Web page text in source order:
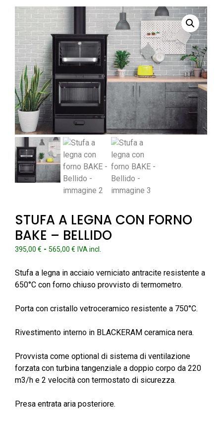
STUFA A LEGNA CON FORNO
BAKE – BELLIDO
395,00 € - 565,00 € Fascia
prezzo:
da
a
IVA incl.
Stufa a legna in acciaio verniciato antracite resistente a
650°C con forno chiuso provvisto di termometro.
Porta con cristallo vetroceramico resistente a 750°C.
Rivestimento interno in BLACKERAM ceramica nera.
Provvista come optional di sistema di ventilazione
forzata con turbina tangenziale a doppio corpo da 220
m3/h e 2 velocità con termostato di sicurezza.
Presa entrata aria posteriore.